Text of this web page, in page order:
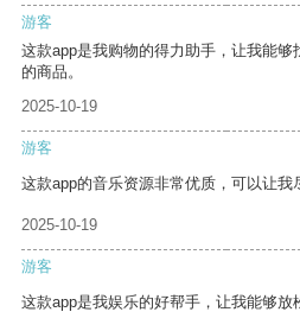
游客
这款app是我购物的得力助手，让我能
的商品。
2025-10-19
游客
这款app的音乐资源非常优质，可以让我
2025-10-19
游客
这款app是我娱乐的好帮手，让我能够放